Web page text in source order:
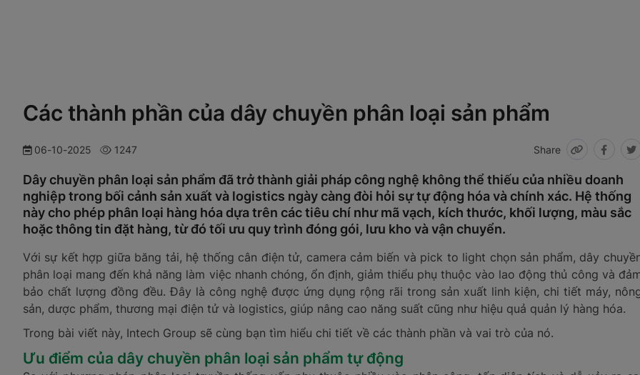
Các thành phần của dây chuyền phân loại sản phẩm
06-10-2025 1247 Share
Dây chuyền phân loại sản phẩm đã trở thành giải pháp công nghệ không thể thiếu của nhiều doanh
nghiệp trong bối cảnh sản xuất và logistics ngày càng đòi hỏi sự tự động hóa và chính xác. Hệ thống
này cho phép phân loại hàng hóa dựa trên các tiêu chí như mã vạch, kích thước, khối lượng, màu sắc
hoặc thông tin đặt hàng, từ đó tối ưu quy trình đóng gói, lưu kho và vận chuyển.
Với sự kết hợp giữa băng tải, hệ thống cân điện tử, camera cảm biến và pick to light chọn sản phẩm, dây
phân loại mang đến khả năng làm việc nhanh chóng, ổn định, giảm thiểu phụ thuộc vào lao động thủ công và
bảo chất lượng đồng đều. Đây là công nghệ được ứng dụng rộng rãi trong sản xuất linh kiện, chi tiết máy,
sản, dược phẩm, thương mại điện tử và logistics, giúp nâng cao năng suất cũng như hiệu quả quản lý hàng hóa.
Trong bài viết này, Intech Group sẽ cùng bạn tìm hiểu chi tiết về các thành phần và vai trò của nó.
Ưu điểm của dây chuyền phân loại sản phẩm tự động